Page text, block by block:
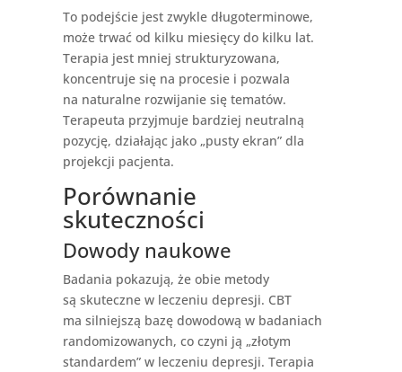
To podejście jest zwykle długoterminowe,
może trwać od kilku miesięcy do kilku lat.
Terapia jest mniej strukturyzowana,
koncentruje się na procesie i pozwala
na naturalne rozwijanie się tematów.
Terapeuta przyjmuje bardziej neutralną
pozycję, działając jako „pusty ekran” dla
projekcji pacjenta.
Porównanie
skuteczności
Dowody naukowe
Badania pokazują, że obie metody
są skuteczne w leczeniu depresji. CBT
ma silniejszą bazę dowodową w badaniach
randomizowanych, co czyni ją „złotym
standardem” w leczeniu depresji. Terapia